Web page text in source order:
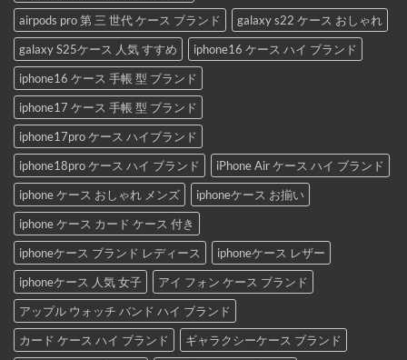
airpods pro 第 三 世代 ケース ブランド
galaxy s22 ケース おしゃれ
galaxy S25ケース 人気 すすめ
iphone16 ケース ハイ ブランド
iphone16 ケース 手帳 型 ブランド
iphone17 ケース 手帳 型 ブランド
iphone17pro ケース ハイブランド
iphone18pro ケース ハイ ブランド
iPhone Air ケース ハイ ブランド
iphone ケース おしゃれ メンズ
iphoneケース お揃い
iphone ケース カード ケース 付き
iphoneケース ブランド レディース
iphoneケース レザー
iphoneケース 人気 女子
アイ フォン ケース ブランド
アップル ウォッチ バンド ハイ ブランド
カード ケース ハイ ブランド
ギャラクシーケース ブランド